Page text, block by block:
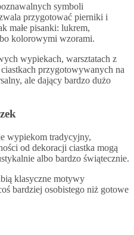
symboli
przygotować pierniki i
małe pisanki: lukrem,
kolorowymi wzorami.
wypiekach, warsztatach z
przygotowywanych na
ale dający bardzo dużo
wypiekom tradycyjny,
od dekoracji ciastka mogą
albo bardzo świątecznie.
klasyczne motywy
bardziej osobistego niż gotowe